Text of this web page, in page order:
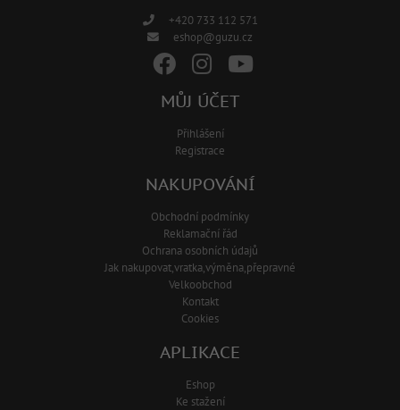
+420 733 112 571
eshop@guzu.cz
MŮJ ÚČET
Přihlášení
Registrace
NAKUPOVÁNÍ
Obchodní podmínky
Reklamační řád
Ochrana osobních údajů
Jak nakupovat,vratka,výměna,přepravné
Velkoobchod
Kontakt
Cookies
APLIKACE
Eshop
Ke stažení